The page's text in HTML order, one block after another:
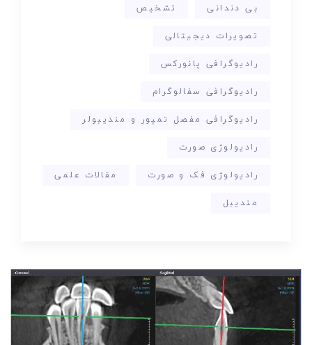
بی دندانی تشخیص
تصویرات دیجیتالی
رادیوگرافی پانورکس
رادیوگرافی سفالوگرام
رادیوگرافی مفصل تمپور و مندیبولر
رادیولوژی صورت
رادیولوژی فک و صورت مقالات علمی
مندیبل